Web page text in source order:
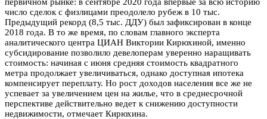
число сделок с физлицами преодолело рубеж в 10 тыс.
Предыдущий рекорд (8,5 тыс. ДДУ) был зафиксирован в конце
2018 года. В то же время, по словам главного эксперта
аналитического центра ЦИАН Виктории Кирюхиной, именно
субсидирование позволило девелоперам уверенно наращивать
стоимость: начиная с июня средняя стоимость квадратного
метра продолжает увеличиваться, однако доступная ипотека
компенсирует переплату. Но рост доходов населения все же не
успевает за увеличением цен на жилье, что в среднесрочной
перспективе действительно ведет к снижению доступности
недвижимости, отмечает Кирюхина.